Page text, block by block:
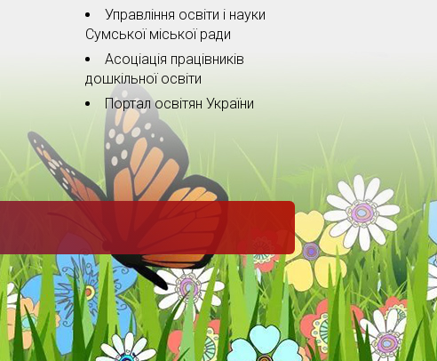
Управління освіти і науки
Сумської міської ради
Асоціація працівників
дошкільної освіти
Портал освітян України